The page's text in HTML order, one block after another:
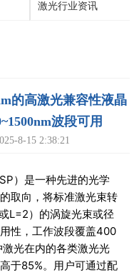
激光行业资讯
的高激光兼容性液晶
波段可用
8-15 2:38:21
）是一种先进的光学
取向，将标准激光束转
L=2）的涡旋光束或径
性，工作波段覆盖400
光在内的各类激光光
于85%。用户可通过配